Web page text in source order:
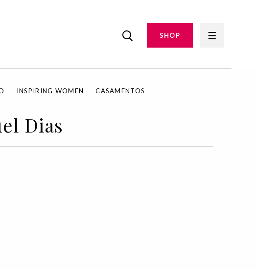
SHOP
INSPIRING WOMEN CASAMENTOS
Dias